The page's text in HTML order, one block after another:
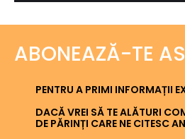
ABONEAZĂ-TE
PENTRU A PRIMI INFORMAȚII
DACĂ VREI SĂ TE ALĂTURI
DE PĂRINȚI CARE NE CITESC